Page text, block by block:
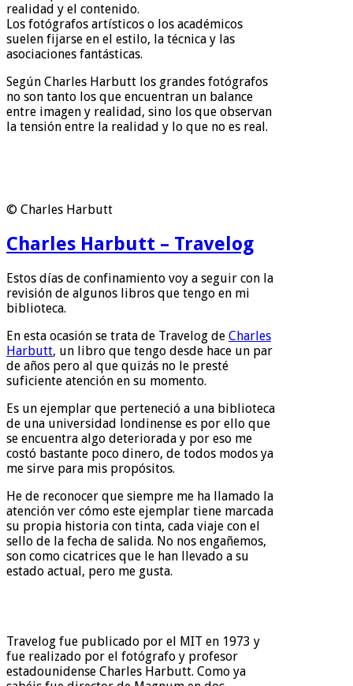
realidad y el contenido.
Los fotógrafos artísticos o los académicos
suelen fijarse en el estilo, la técnica y las
asociaciones fantásticas.
Según Charles Harbutt los grandes fotógrafos
no son tanto los que encuentran un balance
entre imagen y realidad, sino los que observan
la tensión entre la realidad y lo que no es real.
© Charles Harbutt
Charles Harbutt – Travelog
Estos días de confinamiento voy a seguir con la
revisión de algunos libros que tengo en mi
biblioteca.
En esta ocasión se trata de Travelog de Charles
Harbutt, un libro que tengo desde hace un par
de años pero al que quizás no le presté
suficiente atención en su momento.
Es un ejemplar que perteneció a una biblioteca
de una universidad londinense es por ello que
se encuentra algo deteriorada y por eso me
costó bastante poco dinero, de todos modos ya
me sirve para mis propósitos.
He de reconocer que siempre me ha llamado la
atención ver cómo este ejemplar tiene marcada
su propia historia con tinta, cada viaje con el
sello de la fecha de salida. No nos engañemos,
son como cicatrices que le han llevado a su
estado actual, pero me gusta.
Travelog fue publicado por el MIT en 1973 y
fue realizado por el fotógrafo y profesor
estadounidense Charles Harbutt. Como ya